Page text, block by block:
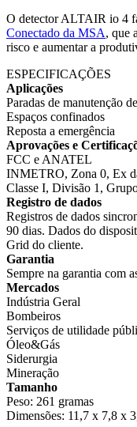
O detector ALTAIR io 4
Conectado da MSA, que
risco e aumentar a
ESPECIFICAÇÕES
Aplicações
Paradas de manutenção
Espaços confinados
Reposta a emergência
Aprovações e
FCC e ANATEL
INMETRO, Zona 0, Ex
Classe I, Divisão 1,
Registro de dados
Registros de dados
90 dias. Dados do
Grid do cliente.
Garantia
Sempre na garantia com
Mercados
Indústria Geral
Bombeiros
Serviços de utilidade
Óleo&Gás
Siderurgia
Mineração
Tamanho
Peso: 261 gramas
Dimensões: 11,7 x 7,8 x